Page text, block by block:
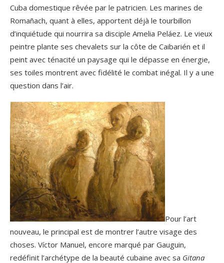
Cuba domestique rêvée par le patricien. Les marines de
Romañach, quant à elles, apportent déjà le tourbillon
d’inquiétude qui nourrira sa disciple Amelia Peláez. Le vieux
peintre plante ses chevalets sur la côte de Caibarién et il
peint avec ténacité un paysage qui le dépasse en énergie,
ses toiles montrent avec fidélité le combat inégal. Il y a une
question dans l’air.
Pour l’art
nouveau, le principal est de montrer l’autre visage des
choses. Víctor Manuel, encore marqué par Gauguin,
redéfinit l’archétype de la beauté cubaine avec sa Gitana